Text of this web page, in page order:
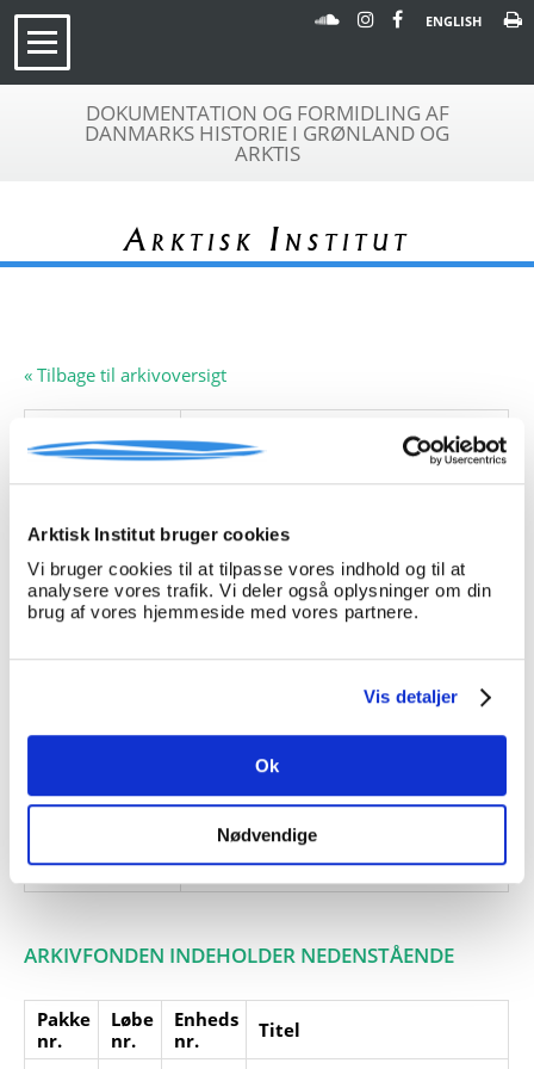
Arktisk Institut bruger cookies
Vi bruger cookies til at tilpasse vores indhold og til at
analysere vores trafik. Vi deler også oplysninger om din
brug af vores hjemmeside med vores partnere.
Vis detaljer
Ok
Nødvendige
ENGLISH
DOKUMENTATION OG FORMIDLING AF
DANMARKS HISTORIE I GRØNLAND OG
ARKTIS
Arktisk Institut
« Tilbage til arkivoversigt
A 160
Skotland
Beskrivelse:
Denne arkivfond indeholder en
Andrews West Greenland
Expedition', 1967.
Giver:
Accessionsdato:
Klausuler:
Ingen note registreret
Henvisninger
fonde:
Personer:
ARKIVFONDEN INDEHOLDER NEDENSTÅENDE
Pakke
nr.
Løbe
nr.
Enheds
nr.
Titel